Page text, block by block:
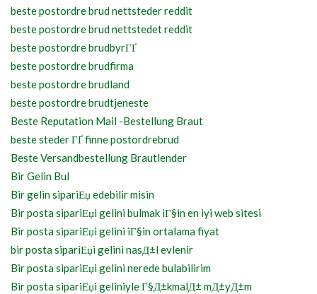
beste postordre brud nettsteder reddit
beste postordre brud nettstedet reddit
beste postordre brudbyrГҐ
beste postordre brudfirma
beste postordre brudland
beste postordre brudtjeneste
Beste Reputation Mail -Bestellung Braut
beste steder ГҐ finne postordrebrud
Beste Versandbestellung Brautlender
Bir Gelin Bul
Bir gelin sipariЕџ edebilir misin
Bir posta sipariЕџi gelini bulmak iГ§in en iyi web sitesi
Bir posta sipariЕџi gelini iГ§in ortalama fiyat
bir posta sipariЕџi gelini nasД±l evlenir
Bir posta sipariЕџi gelini nerede bulabilirim
Bir posta sipariЕџi geliniyle Г§Д±kmalД± mД±yД±m